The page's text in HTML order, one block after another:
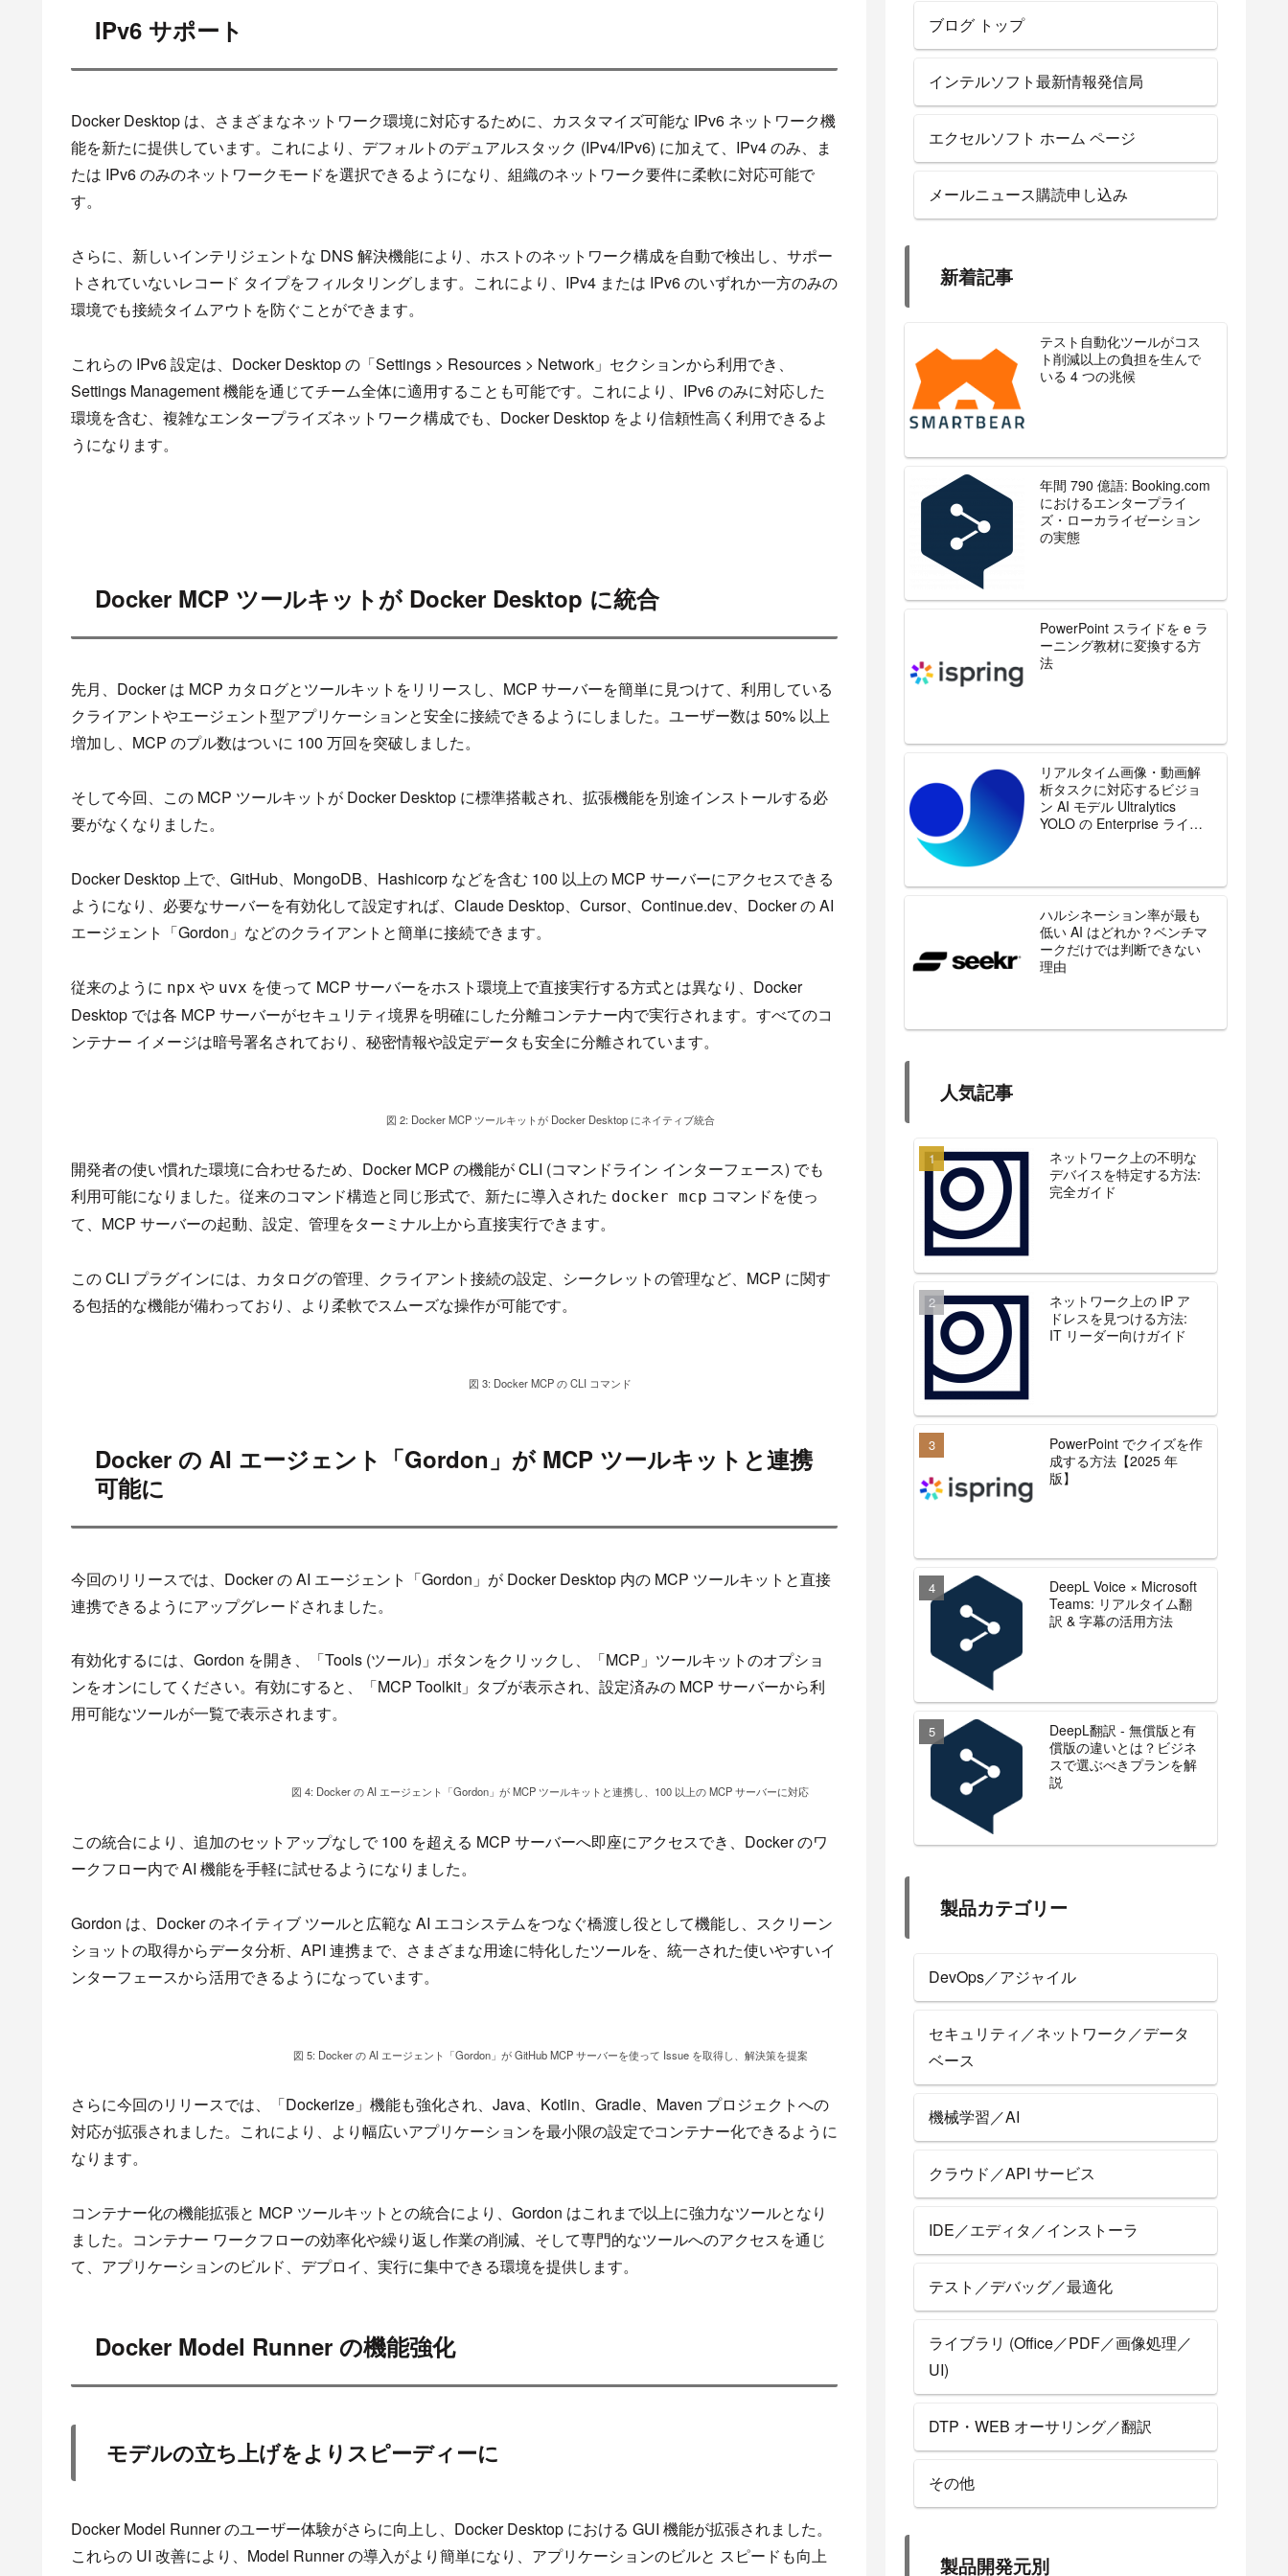
IPv6 サポート
Docker Desktop は、さまざまなネットワーク環境に対応するために、カスタマイズ可能な IPv6 ネットワーク機
能を新たに提供しています。これにより、デフォルトのデュアルスタック (IPv4/IPv6) に加えて、IPv4 のみ、ま
たは IPv6 のみのネットワークモードを選択できるようになり、組織のネットワーク要件に柔軟に対応可能で
す。
さらに、新しいインテリジェントな DNS 解決機能により、ホストのネットワーク構成を自動で検出し、サポー
トされていないレコード タイプをフィルタリングします。これにより、IPv4 または IPv6 のいずれか一方のみの
環境でも接続タイムアウトを防ぐことができます。
これらの IPv6 設定は、Docker Desktop の「Settings > Resources > Network」セクションから利用でき、
Settings Management 機能を通じてチーム全体に適用することも可能です。これにより、IPv6 のみに対応した
環境を含む、複雑なエンタープライズネットワーク構成でも、Docker Desktop をより信頼性高く利用できるよ
うになります。
Docker MCP ツールキットが Docker Desktop に統合
先月、Docker は MCP カタログとツールキットをリリースし、MCP サーバーを簡単に見つけて、利用している
クライアントやエージェント型アプリケーションと安全に接続できるようにしました。ユーザー数は 50% 以上
増加し、MCP のプル数はついに 100 万回を突破しました。
そして今回、この MCP ツールキットが Docker Desktop に標準搭載され、拡張機能を別途インストールする必
要がなくなりました。
Docker Desktop 上で、GitHub、MongoDB、Hashicorp などを含む 100 以上の MCP サーバーにアクセスできる
ようになり、必要なサーバーを有効化して設定すれば、Claude Desktop、Cursor、Continue.dev、Docker の AI
エージェント「Gordon」などのクライアントと簡単に接続できます。
従来のように npx や uvx を使って MCP サーバーをホスト環境上で直接実行する方式とは異なり、Docker
Desktop では各 MCP サーバーがセキュリティ境界を明確にした分離コンテナー内で実行されます。すべてのコ
ンテナー イメージは暗号署名されており、秘密情報や設定データも安全に分離されています。
図 2: Docker MCP ツールキットが Docker Desktop にネイティブ統合
開発者の使い慣れた環境に合わせるため、Docker MCP の機能が CLI (コマンドライン インターフェース) でも
利用可能になりました。従来のコマンド構造と同じ形式で、新たに導入された docker mcp コマンドを使っ
て、MCP サーバーの起動、設定、管理をターミナル上から直接実行できます。
この CLI プラグインには、カタログの管理、クライアント接続の設定、シークレットの管理など、MCP に関す
る包括的な機能が備わっており、より柔軟でスムーズな操作が可能です。
図 3: Docker MCP の CLI コマンド
Docker の AI エージェント「Gordon」が MCP ツールキットと連携
可能に
今回のリリースでは、Docker の AI エージェント「Gordon」が Docker Desktop 内の MCP ツールキットと直接
連携できるようにアップグレードされました。
有効化するには、Gordon を開き、「Tools (ツール)」ボタンをクリックし、「MCP」ツールキットのオプショ
ンをオンにしてください。有効にすると、「MCP Toolkit」タブが表示され、設定済みの MCP サーバーから利
用可能なツールが一覧で表示されます。
図 4: Docker の AI エージェント「Gordon」が MCP ツールキットと連携し、100 以上の MCP サーバーに対応
この統合により、追加のセットアップなしで 100 を超える MCP サーバーへ即座にアクセスでき、Docker のワ
ークフロー内で AI 機能を手軽に試せるようになりました。
Gordon は、Docker のネイティブ ツールと広範な AI エコシステムをつなぐ橋渡し役として機能し、スクリーン
ショットの取得からデータ分析、API 連携まで、さまざまな用途に特化したツールを、統一された使いやすいイ
ンターフェースから活用できるようになっています。
図 5: Docker の AI エージェント「Gordon」が GitHub MCP サーバーを使って Issue を取得し、解決策を提案
さらに今回のリリースでは、「Dockerize」機能も強化され、Java、Kotlin、Gradle、Maven プロジェクトへの
対応が拡張されました。これにより、より幅広いアプリケーションを最小限の設定でコンテナー化できるように
なります。
コンテナー化の機能拡張と MCP ツールキットとの統合により、Gordon はこれまで以上に強力なツールとなり
ました。コンテナー ワークフローの効率化や繰り返し作業の削減、そして専門的なツールへのアクセスを通じ
て、アプリケーションのビルド、デプロイ、実行に集中できる環境を提供します。
Docker Model Runner の機能強化
モデルの立ち上げをよりスピーディーに
Docker Model Runner のユーザー体験がさらに向上し、Docker Desktop における GUI 機能が拡張されました。
これらの UI 改善により、Model Runner の導入がより簡単になり、アプリケーションのビルと スピードも向上
ブログ トップ
インテルソフト最新情報発信局
エクセルソフト ホーム ページ
メールニュース購読申し込み
新着記事
テスト自動化ツールがコス
ト削減以上の負担を生んで
いる 4 つの兆候
年間 790 億語: Booking.com
におけるエンタープライ
ズ・ローカライゼーション
の実態
PowerPoint スライドを e ラ
ーニング教材に変換する方
法
リアルタイム画像・動画解
析タスクに対応するビジョ
ン AI モデル Ultralytics
YOLO の Enterprise ライセ
ハルシネーション率が最も
低い AI はどれか？ベンチマ
ークだけでは判断できない
理由
人気記事
ネットワーク上の不明な
デバイスを特定する方法:
完全ガイド
ネットワーク上の IP ア
ドレスを見つける方法:
IT リーダー向けガイド
PowerPoint でクイズを作
成する方法【2025 年
版】
DeepL Voice × Microsoft
Teams: リアルタイム翻
訳 & 字幕の活用方法
DeepL翻訳 - 無償版と有
償版の違いとは？ビジネ
スで選ぶべきプランを解
説
製品カテゴリー
DevOps／アジャイル
セキュリティ／ネットワーク／データ
ベース
機械学習／AI
クラウド／API サービス
IDE／エディタ／インストーラ
テスト／デバッグ／最適化
ライブラリ (Office／PDF／画像処理／
UI)
DTP・WEB オーサリング／翻訳
その他
製品開発元別